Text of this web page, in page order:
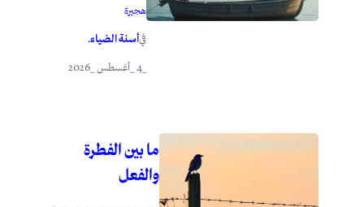
هجيرة
فيأسنة الضياء.
_4 _أغسطس _2026
ما بين الفطرة
والفعل